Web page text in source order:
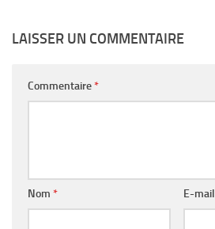
LAISSER UN COMMENTAIRE
Commentaire*
Nom * E-mail